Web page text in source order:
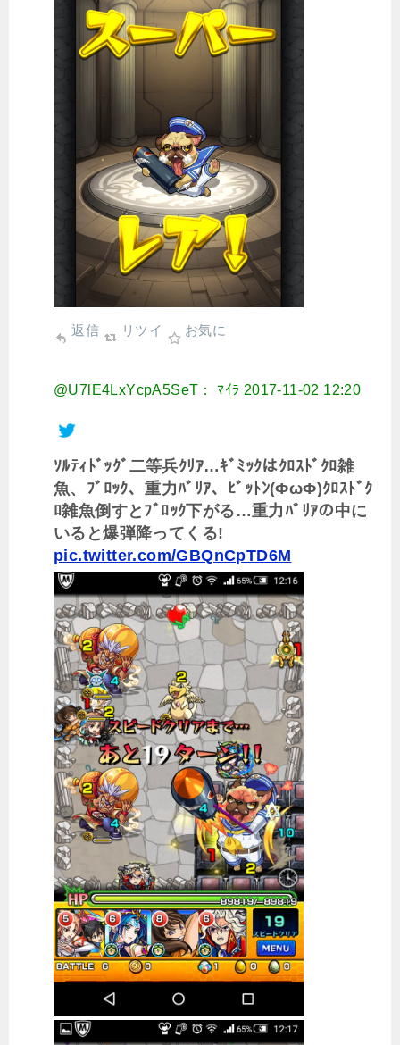
返信 リツイ お気に
@U7lE4LxYcpA5SeT： ﾏｲﾗ 2017-11-02 12:20
ｿﾙﾃｨﾄﾞｯｸﾞ二等兵ｸﾘｱ…ｷﾞﾐｯｸはｸﾛｽﾄﾞｸﾛ雑
魚、ﾌﾞﾛｯｸ、重力ﾊﾞﾘｱ、ﾋﾞｯﾄﾝ(ФωФ)ｸﾛｽﾄﾞｸ
ﾛ雑魚倒すとﾌﾞﾛｯｸ下がる…重力ﾊﾞﾘｱの中に
いると爆弾降ってくる!
pic.twitter.com/GBQnCpTD6M